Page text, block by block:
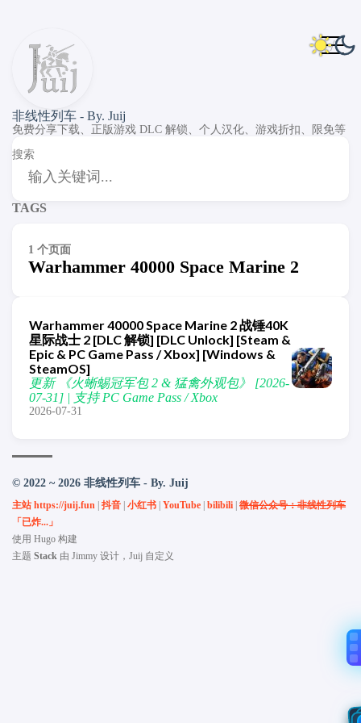
非线性列车 - By. Juij
免费分享下载、正版游戏 DLC 解锁、个人汉化、游戏折扣、限免等
搜索
TAGS
1 个页面
Warhammer 40000 Space Marine 2
Warhammer 40000 Space Marine 2 战锤40K
星际战士 2 [DLC 解锁] [DLC Unlock] [Steam &
Epic & PC Game Pass / Xbox] [Windows &
SteamOS]
更新 《火蜥蜴冠军包 2 & 猛禽外观包》 [2026-
07-31] | 支持 PC Game Pass / Xbox
2026-07-31
© 2022 ~ 2026 非线性列车 - By. Juij
主站 https://juij.fun 抖音 小红书 YouTube bilibili 微信公众号：非线性列车
「已炸...」
使用 Hugo 构建
主题 Stack 由 Jimmy 设计，Juij 自定义